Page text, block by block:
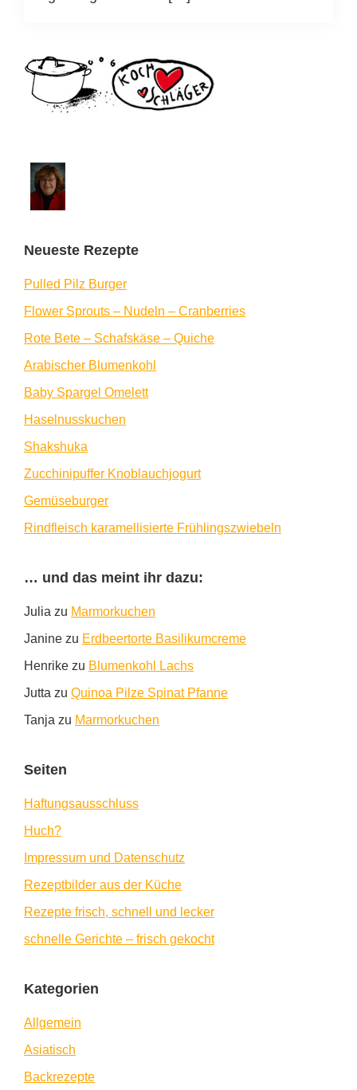
Seitenspalte
Neueste Rezepte
Pulled Pilz Burger
Flower Sprouts – Nudeln – Cranberries
Rote Bete – Schafskäse – Quiche
Arabischer Blumenkohl
Baby Spargel Omelett
Haselnusskuchen
Shakshuka
Zucchinipuffer Knoblauchjogurt
Gemüseburger
Rindfleisch karamellisierte Frühlingszwiebeln
… und das meint ihr dazu:
Julia zu Marmorkuchen
Janine zu Erdbeertorte Basilikumcreme
Henrike zu Blumenkohl Lachs
Jutta zu Quinoa Pilze Spinat Pfanne
Tanja zu Marmorkuchen
Seiten
Haftungsausschluss
Huch?
Impressum und Datenschutz
Rezeptbilder aus der Küche
Rezepte frisch, schnell und lecker
schnelle Gerichte – frisch gekocht
Kategorien
Allgemein
Asiatisch
Backrezepte